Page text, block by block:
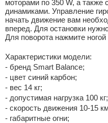
моторами по 350 W, а также
динамиками. Управление
начать движение вам
вперед. Для остановки
Для поворота нажмите
Характеристики модели:
- бренд Smart Balance;
- цвет синий карбон;
- вес 14 кг;
- допустимая нагрузка 100 кг;
- скорость движения 10-15
- габаритные огни;